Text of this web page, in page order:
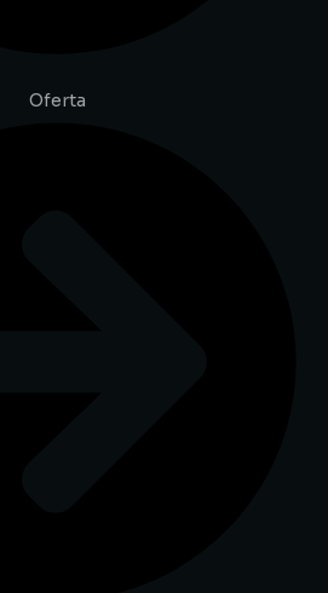
Oferta